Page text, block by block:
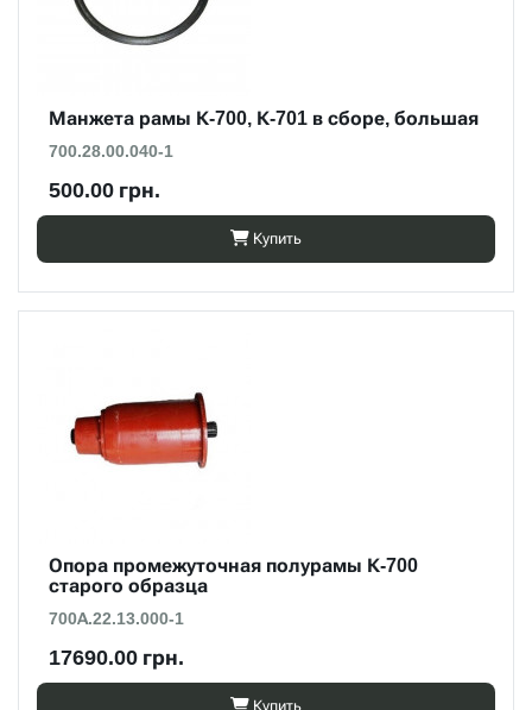
Манжета рамы К-700, К-701 в сборе, большая
700.28.00.040-1
500.00 грн.
Купить
Опора промежуточная полурамы К-700
старого образца
700А.22.13.000-1
17690.00 грн.
Купить